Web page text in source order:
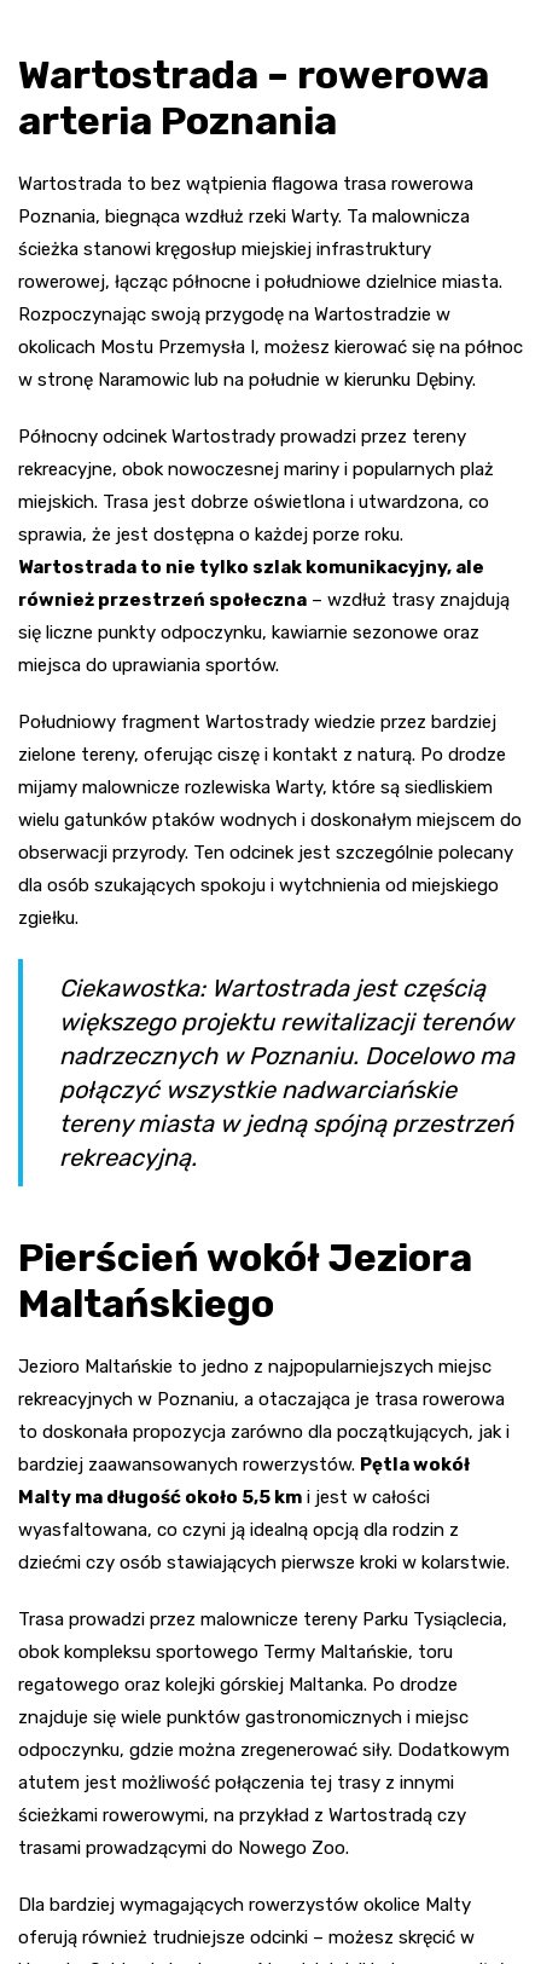
Wartostrada – rowerowa
arteria Poznania
Wartostrada to bez wątpienia flagowa trasa rowerowa
Poznania, biegnąca wzdłuż rzeki Warty. Ta malownicza
ścieżka stanowi kręgosłup miejskiej infrastruktury
rowerowej, łącząc północne i południowe dzielnice miasta.
Rozpoczynając swoją przygodę na Wartostradzie w
okolicach Mostu Przemysła I, możesz kierować się na północ
w stronę Naramowic lub na południe w kierunku Dębiny.
Północny odcinek Wartostrady prowadzi przez tereny
rekreacyjne, obok nowoczesnej mariny i popularnych plaż
miejskich. Trasa jest dobrze oświetlona i utwardzona, co
sprawia, że jest dostępna o każdej porze roku.
Wartostrada to nie tylko szlak komunikacyjny, ale
również przestrzeń społeczna – wzdłuż trasy znajdują
się liczne punkty odpoczynku, kawiarnie sezonowe oraz
miejsca do uprawiania sportów.
Południowy fragment Wartostrady wiedzie przez bardziej
zielone tereny, oferując ciszę i kontakt z naturą. Po drodze
mijamy malownicze rozlewiska Warty, które są siedliskiem
wielu gatunków ptaków wodnych i doskonałym miejscem do
obserwacji przyrody. Ten odcinek jest szczególnie polecany
dla osób szukających spokoju i wytchnienia od miejskiego
zgiełku.
Ciekawostka: Wartostrada jest częścią
większego projektu rewitalizacji terenów
nadrzecznych w Poznaniu. Docelowo ma
połączyć wszystkie nadwarciańskie
tereny miasta w jedną spójną przestrzeń
rekreacyjną.
Pierścień wokół Jeziora
Maltańskiego
Jezioro Maltańskie to jedno z najpopularniejszych miejsc
rekreacyjnych w Poznaniu, a otaczająca je trasa rowerowa
to doskonała propozycja zarówno dla początkujących, jak i
bardziej zaawansowanych rowerzystów. Pętla wokół
Malty ma długość około 5,5 km i jest w całości
wyasfaltowana, co czyni ją idealną opcją dla rodzin z
dziećmi czy osób stawiających pierwsze kroki w kolarstwie.
Trasa prowadzi przez malownicze tereny Parku Tysiąclecia,
obok kompleksu sportowego Termy Maltańskie, toru
regatowego oraz kolejki górskiej Maltanka. Po drodze
znajduje się wiele punktów gastronomicznych i miejsc
odpoczynku, gdzie można zregenerować siły. Dodatkowym
atutem jest możliwość połączenia tej trasy z innymi
ścieżkami rowerowymi, na przykład z Wartostradą czy
trasami prowadzącymi do Nowego Zoo.
Dla bardziej wymagających rowerzystów okolice Malty
oferują również trudniejsze odcinki – możesz skręcić w